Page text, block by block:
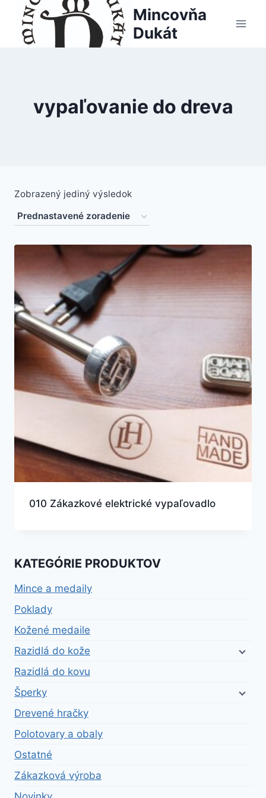
content
Mincovňa
Dukát
vypaľovanie do dreva
Zobrazený jediný výsledok
010 Zákazkové elektrické vypaľovadlo
KATEGÓRIE PRODUKTOV
Mince a medaily
Poklady
Kožené medaile
Razidlá do kože
Razidlá do kovu
Šperky
Drevené hračky
Polotovary a obaly
Ostatné
Zákazková výroba